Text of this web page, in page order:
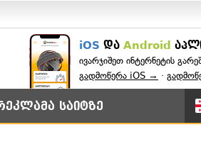
iOS და Android
ივარჯიშეთ ინტერნეტის
გადმოწერა iOS → ·
საიტზე